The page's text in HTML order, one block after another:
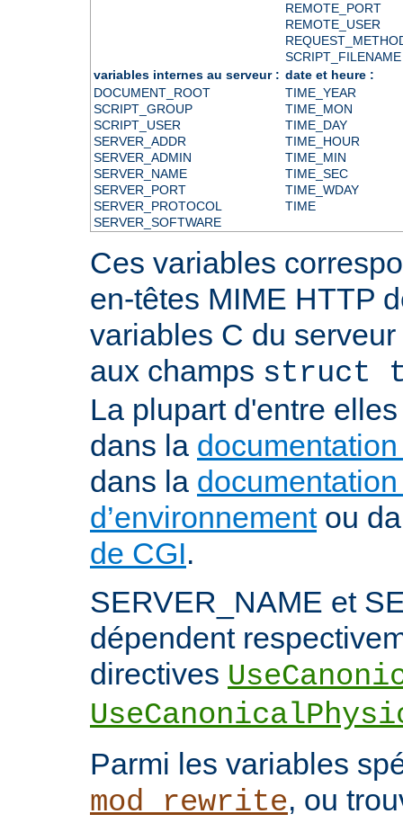
REMOTE_PORT
REMOTE_USER
SCRIPT_FILENAME
variables internes au serveur : date et heure :
DOCUMENT_ROOT
SCRIPT_GROUP
SCRIPT_USER
SERVER_ADDR
SERVER_ADMIN
SERVER_NAME
SERVER_PORT
SERVER_PROTOCOL
SERVER_SOFTWARE
TIME_YEAR
TIME_MON
TIME_DAY
TIME_HOUR
TIME_MIN
TIME_SEC
TIME_WDAY
TIME
Ces variables
en-têtes MIME HTTP
variables C du
aux champs struct
La plupart d'entre
dans la
dans la
d’environnementou
de CGI.
SERVER_NAME et
dépendent
directives
Parmi les variables
mod_rewrite, ou